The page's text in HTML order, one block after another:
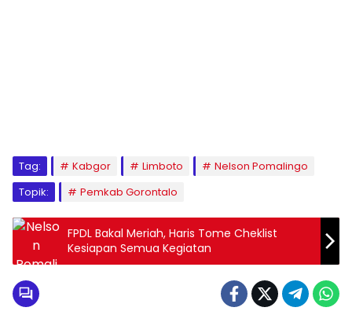
Tag: Kabgor Limboto
Nelson Pomalingo
Topik:
Pemkab Gorontalo
FPDL Bakal Meriah, Haris Tome Cheklist
Kesiapan Semua Kegiatan